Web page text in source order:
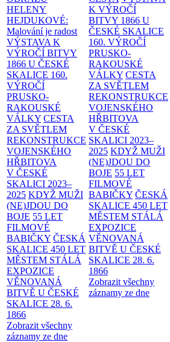
HELENY
HEJDUKOVÉ:
Malování je radost
VÝSTAVA K
VÝROČÍ BITVY
1866 U ČESKÉ
SKALICE 160.
VÝROČÍ
PRUSKO-
RAKOUSKÉ
VÁLKY CESTA
ZA SVĚTLEM
REKONSTRUKCE
VOJENSKÉHO
HŘBITOVA
V ČESKÉ
SKALICI 2023–
2025 KDYŽ MUŽI
(NE)JDOU DO
BOJE 55 LET
FILMOVÉ
BABIČKY ČESKÁ
SKALICE 450 LET
MĚSTEM STÁLÁ
EXPOZICE
VĚNOVANÁ
BITVĚ U ČESKÉ
SKALICE 28. 6.
1866
Zobrazit všechny
záznamy ze dne
K VÝROČÍ
BITVY 1866 U
ČESKÉ SKALICE
160. VÝROČÍ
PRUSKO-
RAKOUSKÉ
VÁLKY CESTA
ZA SVĚTLEM
REKONSTRUKCE
VOJENSKÉHO
HŘBITOVA
V ČESKÉ
SKALICI 2023–
2025 KDYŽ MUŽI
(NE)JDOU DO
BOJE 55 LET
FILMOVÉ
BABIČKY ČESKÁ
SKALICE 450 LET
MĚSTEM STÁLÁ
EXPOZICE
VĚNOVANÁ
BITVĚ U ČESKÉ
SKALICE 28. 6.
1866
Zobrazit všechny
záznamy ze dne